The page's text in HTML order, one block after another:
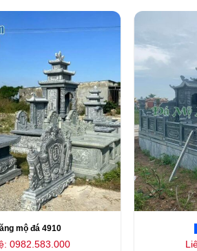
mộ đá 4910
0982.583.000